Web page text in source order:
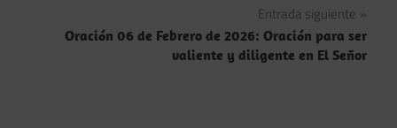
Entrada siguiente
Oración 06 de Febrero de 2026: Oración para ser
valiente y diligente en El Señor